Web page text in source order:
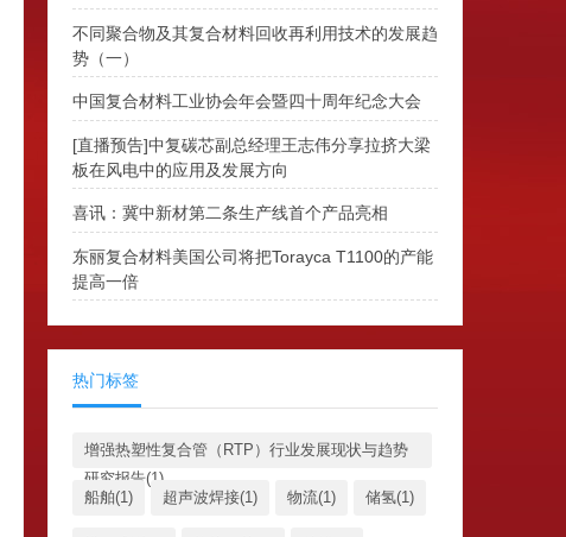
不同聚合物及其复合材料回收再利用技术的发展趋
势（一）
中国复合材料工业协会年会暨四十周年纪念大会
[直播预告]中复碳芯副总经理王志伟分享拉挤大梁
板在风电中的应用及发展方向
喜讯：冀中新材第二条生产线首个产品亮相
东丽复合材料美国公司将把Torayca T1100的产能
提高一倍
热门标签
增强热塑性复合管（RTP）行业发展现状与趋势
研究报告(1)
船舶(1)
超声波焊接(1) 物流(1) 储氢(1)